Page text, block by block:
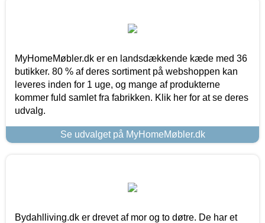
MyHomeMøbler.dk er en landsdækkende kæde med 36
butikker. 80 % af deres sortiment på webshoppen kan
leveres inden for 1 uge, og mange af produkterne
kommer fuld samlet fra fabrikken. Klik her for at se deres
udvalg.
Se udvalget på MyHomeMøbler.dk
Bydahlliving.dk er drevet af mor og to døtre. De har et